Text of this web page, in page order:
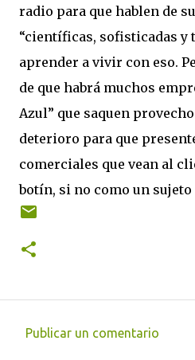
radio para que hablen de
“científicas, sofisticadas y
aprender a vivir con eso.
de que habrá muchos
Azul” que saquen
deterioro para que
comerciales que vean al
botín, si no como un sujeto
Publicar un comentario